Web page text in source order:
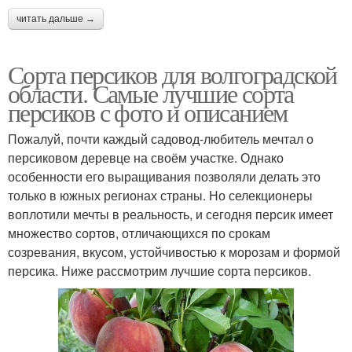
читать дальше →
Сорта персиков для волгоградской
области. Самые лучшие сорта
персиков с фото и описанием
Пожалуй, почти каждый садовод-любитель мечтал о
персиковом деревце на своём участке. Однако
особенности его выращивания позволяли делать это
только в южных регионах страны. Но селекционеры
воплотили мечты в реальность, и сегодня персик имеет
множество сортов, отличающихся по срокам
созревания, вкусом, устойчивостью к морозам и формой
персика. Ниже рассмотрим лучшие сорта персиков.